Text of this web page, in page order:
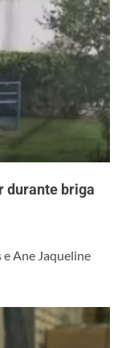
durante briga
Ane Jaqueline